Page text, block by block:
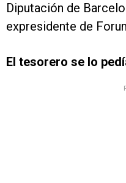
Diputación de
expresidente de
El tesorero se lo